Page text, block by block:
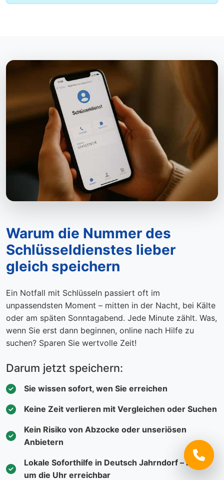
Warum die Nummer des
Schlüsseldienstes lieber
gleich speichern
Ein Notfall mit Schlüsseln passiert oft im
unpassendsten Moment – mitten in der Nacht, bei Kälte
oder am späten Sonntagabend. Jede Minute zählt. Was,
wenn Sie erst dann beginnen, online nach Hilfe zu
suchen? Sparen Sie wertvolle Zeit!
Darum jetzt speichern:
Sie wissen sofort, wen Sie erreichen
Keine Zeit verlieren mit Vergleichen oder Suchen
Kein Risiko von Abzocke oder unseriösen
Anbietern
Lokale Soforthilfe in Deutsch Jahrndorf – rund
um die Uhr erreichbar